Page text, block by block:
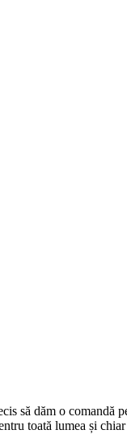
să dăm o comandă
toată lumea și